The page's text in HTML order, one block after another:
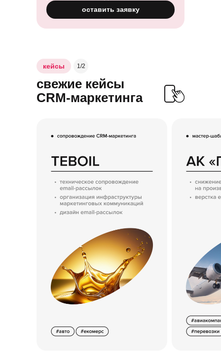
оставить заявку
кейсы 1/2
свежие кейсы
CRM-маркетинга